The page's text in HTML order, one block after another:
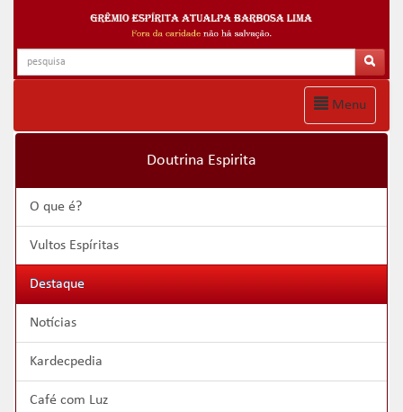
Menu
Doutrina Espirita
O que é?
Vultos Espíritas
Destaque
Notícias
Kardecpedia
Café com Luz